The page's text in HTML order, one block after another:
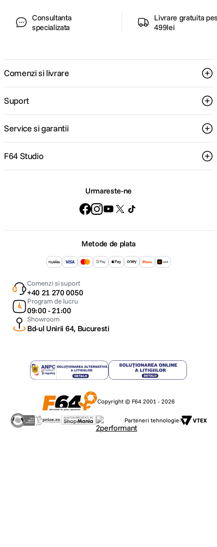
Consultanta
specializata
Livrare gratuita
499lei
Comenzi si livrare
Suport
Service si garantii
F64 Studio
Urmareste-ne
Metode de plata
Comenzi si suport
+40 21 270 0050
Program de lucru
09:00 - 21:00
Showroom
Bd-ul Unirii 64, Bucuresti
Copyright © F64 2001 - 2026
Parteneri tehnologie: